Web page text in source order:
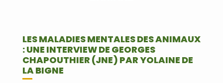
LES MALADIES MENTALES DES ANIMAUX
: UNE INTERVIEW DE GEORGES
CHAPOUTHIER (JNE) PAR YOLAINE DE
LA BIGNE